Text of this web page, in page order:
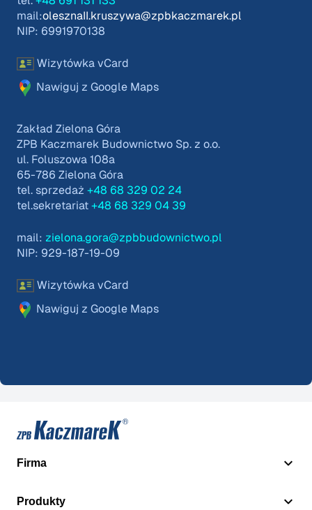
mail:olesznaII.kruszywa@zpbkaczmarek.pl
NIP: 6991970138
Wizytówka vCard
Nawiguj z Google Maps
Zakład Zielona Góra
ZPB Kaczmarek Budownictwo Sp. z o.o.
ul. Foluszowa 108a
65-786 Zielona Góra
tel. sprzedaż +48 68 329 02 24
tel.sekretariat +48 68 329 04 39
mail: zielona.gora@zpbbudownictwo.pl
NIP: 929-187-19-09
Wizytówka vCard
Nawiguj z Google Maps
Firma
Produkty